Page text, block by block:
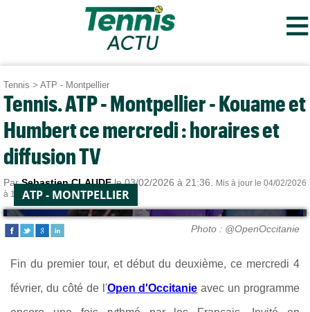
≡
Tennis > ATP - Montpellier
Tennis. ATP - Montpellier - Kouame et
Humbert ce mercredi : horaires et
diffusion TV
ParSebastien CLAUDEle 03/02/2026 à 21:36.
Mis à jour le 04/02/2026
à 14:26.ATP - MONTPELLIER
Photo : @OpenOccitanie
Fin du premier tour, et début du deuxième, ce mercredi 4
février, du côté de l'Open d'Occitanie avec un programme